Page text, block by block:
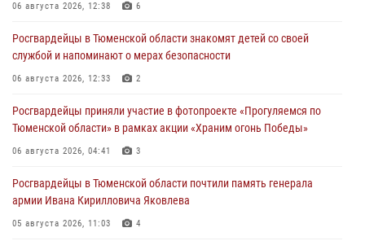
06 августа 2026, 12:38 6
Росгвардейцы в Тюменской области знакомят детей со своей
службой и напоминают о мерах безопасности
06 августа 2026, 12:33 2
Росгвардейцы приняли участие в фотопроекте «Прогуляемся по
Тюменской области» в рамках акции «Храним огонь Победы»
06 августа 2026, 04:41 3
Росгвардейцы в Тюменской области почтили память генерала
армии Ивана Кирилловича Яковлева
05 августа 2026, 11:03 4